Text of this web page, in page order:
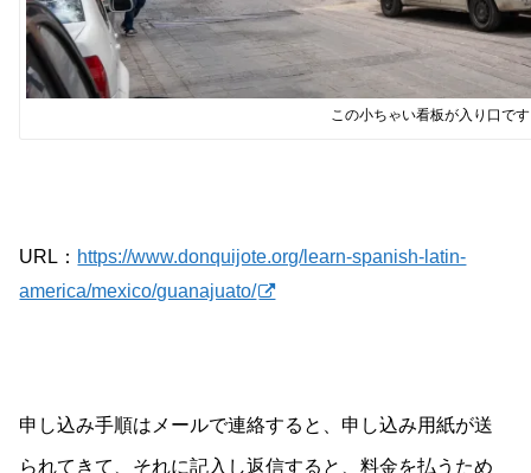
この小ちゃい看板が入り口で
URL： https://www.donquijote.org/learn-spanish-latin-
america/mexico/guanajuato/
申し込み手順はメールで連絡すると、申し込み用紙が送
られてきて、それに記入し返信すると、料金を払うため